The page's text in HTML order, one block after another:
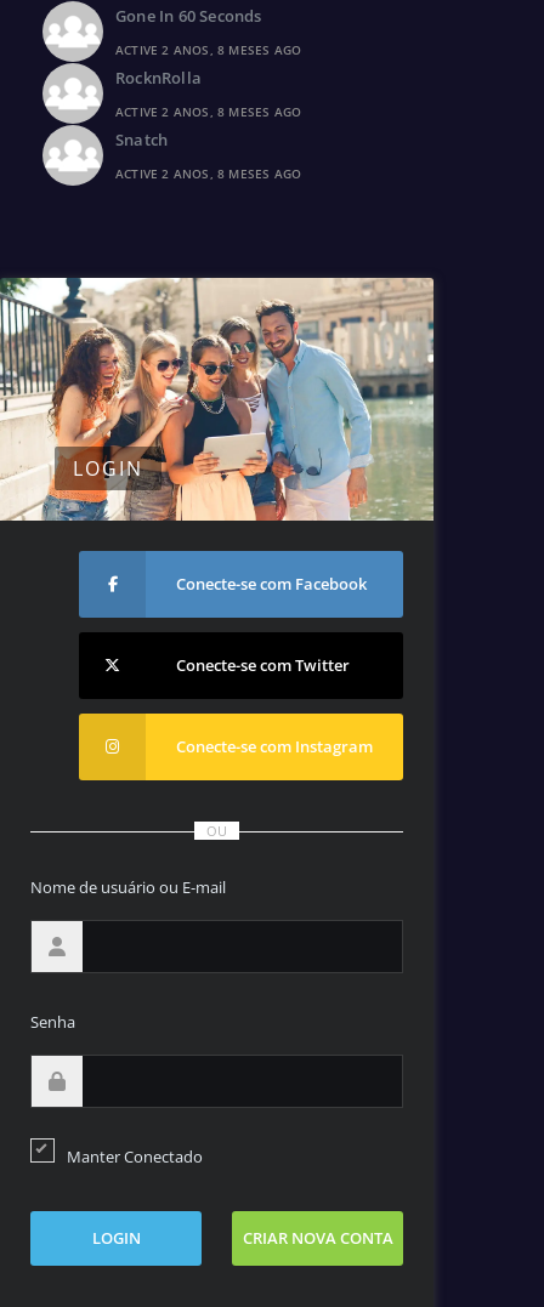
Gone In 60 Seconds
ACTIVE 2 ANOS, 8 MESES AGO
RocknRolla
ACTIVE 2 ANOS, 8 MESES AGO
Snatch
ACTIVE 2 ANOS, 8 MESES AGO
LOGIN
Conecte-se com Facebook
Conecte-se com Twitter
Conecte-se com Instagram
OU
Nome de usuário ou E-mail
Senha
Manter Conectado
LOGIN CRIAR NOVA CONTA